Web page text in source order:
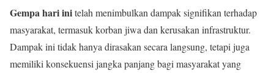
Gempa hari initelah menimbulkan dampak signifikan terhadap
masyarakat, termasuk korban jiwa dan kerusakan infrastruktur.
Dampak ini tidak hanya dirasakan secara langsung, tetapi juga
memiliki konsekuensi jangka panjang bagi masyarakat yang